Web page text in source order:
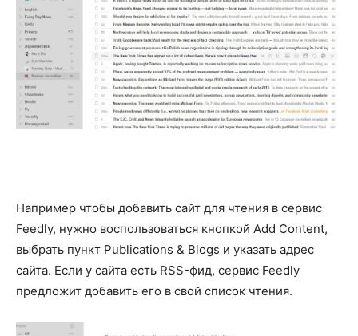
Например чтобы добавить сайт для чтения в сервис
Feedly, нужно воспользоваться кнопкой Add Content,
выбрать пункт Publications & Blogs и указать адрес
сайта. Если у сайта есть RSS-фид, сервис Feedly
предложит добавить его в свой список чтения.